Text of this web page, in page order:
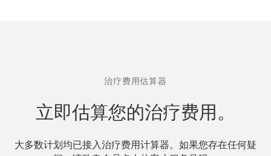
治疗费用估算器
立即估算您的治疗费用。
大多数计划均已接入治疗费用计算器。如果您存在任何疑